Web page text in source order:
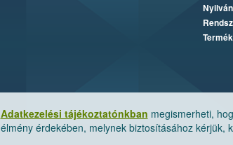
Adatkezelési tájékoztatónkban megismerheti,
élmény érdekében, melynek biztosításához kérjük,